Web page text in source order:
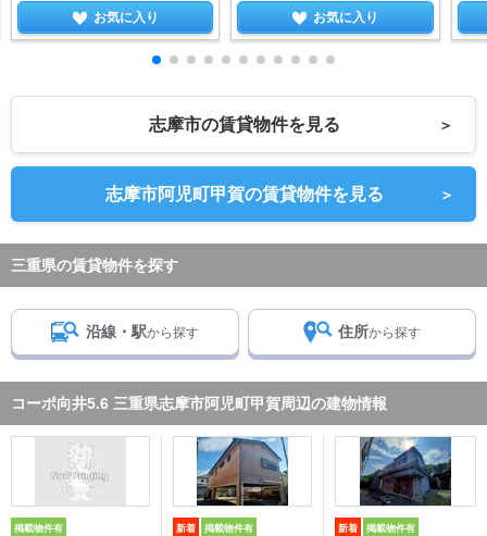
お気に入り お気に入り
志摩市の賃貸物件を見る ＞
志摩市阿児町甲賀の賃貸物件を見る ＞
三重県の賃貸物件を探す
沿線・駅から探す 住所から探す
コーポ向井5.6 三重県志摩市阿児町甲賀周辺の建物情報
掲載物件有 新着 掲載物件有 新着 掲載物件有